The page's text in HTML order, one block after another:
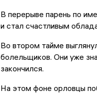
В перерыве парень по
и стал счастливым
Во втором тайме
болельщиков. Они уже
закончился.
На этом фоне орловцы